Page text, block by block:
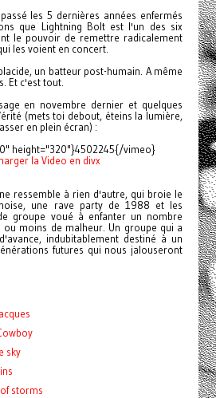
les 5 dernières années enfermés
que Lightning Bolt est l'un des six
le pouvoir de remettre radicalement
les voient en concert.
un batteur post-humain. A même
Et c'est tout.
en novembre dernier et quelques
(mets toi debout, éteins la lumière,
en plein écran) :
height="320"}4502245{/vimeo}
la Video en divx
ressemble à rien d'autre, qui broie le
une rave party de 1988 et les
groupe voué à enfanter un nombre
ou moins de malheur. Un groupe qui a
indubitablement destiné à un
futures qui nous jalouseront
sky
storms